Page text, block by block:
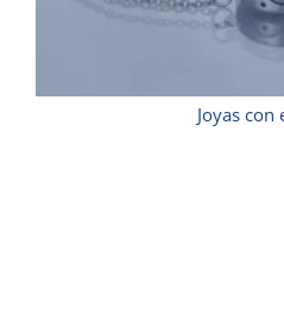
Joyas con